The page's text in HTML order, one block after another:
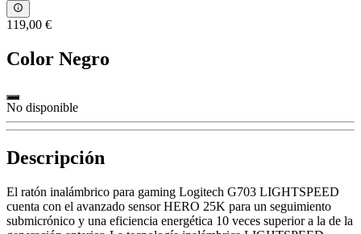
119,00 €
Color Negro
No disponible
Descripción
El ratón inalámbrico para gaming Logitech G703 LIGHTSPEED
cuenta con el avanzado sensor HERO 25K para un seguimiento
submicrónico y una eficiencia energética 10 veces superior a la de la